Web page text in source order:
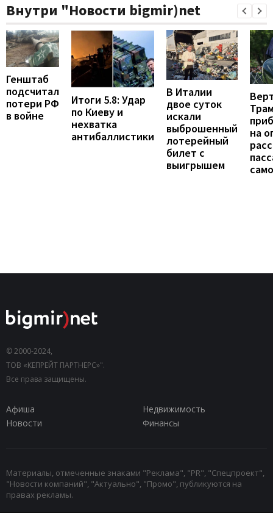
Внутри "Новости bigmir)net
Генштаб
подсчитал
потери РФ
в войне
Итоги 5.8: Удар
по Киеву и
нехватка
антибаллистики
В Италии
двое суток
искали
выброшенный
лотерейный
билет с
выигрышем
на
© 2000-2024,
ТОВ «КЕПРЕЙТ ПАРТНЕРС»".
Все права защищены.
Афиша
Недвижимость
Новости
Финансы
Материалы, отмеченные знаками "Реклама", "PR", "Спецпроект",
"Новости компаний", "Актуально", "Промо", публикуются на
правах рекламы.